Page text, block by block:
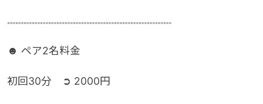
𓏧𓏧𓏧𓏧𓏧𓏧𓏧𓏧𓏧𓏧𓏧𓏧𓏧𓏧𓏧𓏧𓏧𓏧𓏧𓏧
☻ ペア2名料金
初回30分 ➲ 2000円